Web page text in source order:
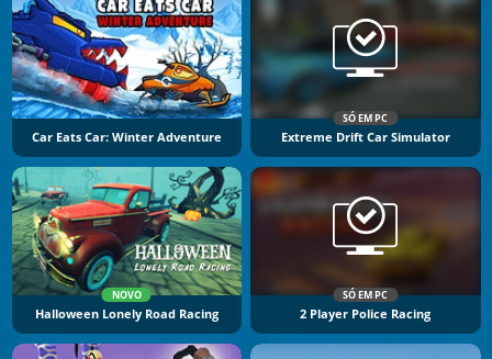
Car Eats Car: Winter Adventure
SÓ EM PC
Extreme Drift Car Simulator
NOVO
Halloween Lonely Road Racing
SÓ EM PC
2 Player Police Racing